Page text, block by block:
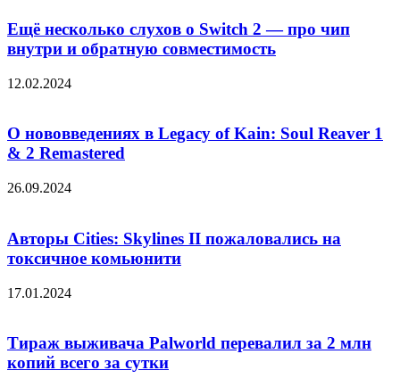
Ещё несколько слухов о Switch 2 — про чип
внутри и обратную совместимость
12.02.2024
О нововведениях в Legacy of Kain: Soul Reaver 1
& 2 Remastered
26.09.2024
Авторы Cities: Skylines II пожаловались на
токсичное комьюнити
17.01.2024
Тираж выживача Palworld перевалил за 2 млн
копий всего за сутки